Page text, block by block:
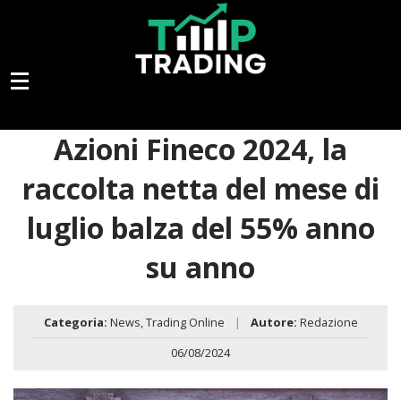
Azioni Fineco 2024, la
raccolta netta del mese di
luglio balza del 55% anno
su anno
Categoria: News,Trading Online | Autore: Redazione
06/08/2024